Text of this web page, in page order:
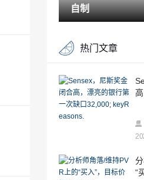
UniteChime罚款
2021-11-18
者业务拖动
煤炭部不热衷于收
2021-11-18
美国库存构建后的
股票角：在
果提前估计
自制
热门文章
“